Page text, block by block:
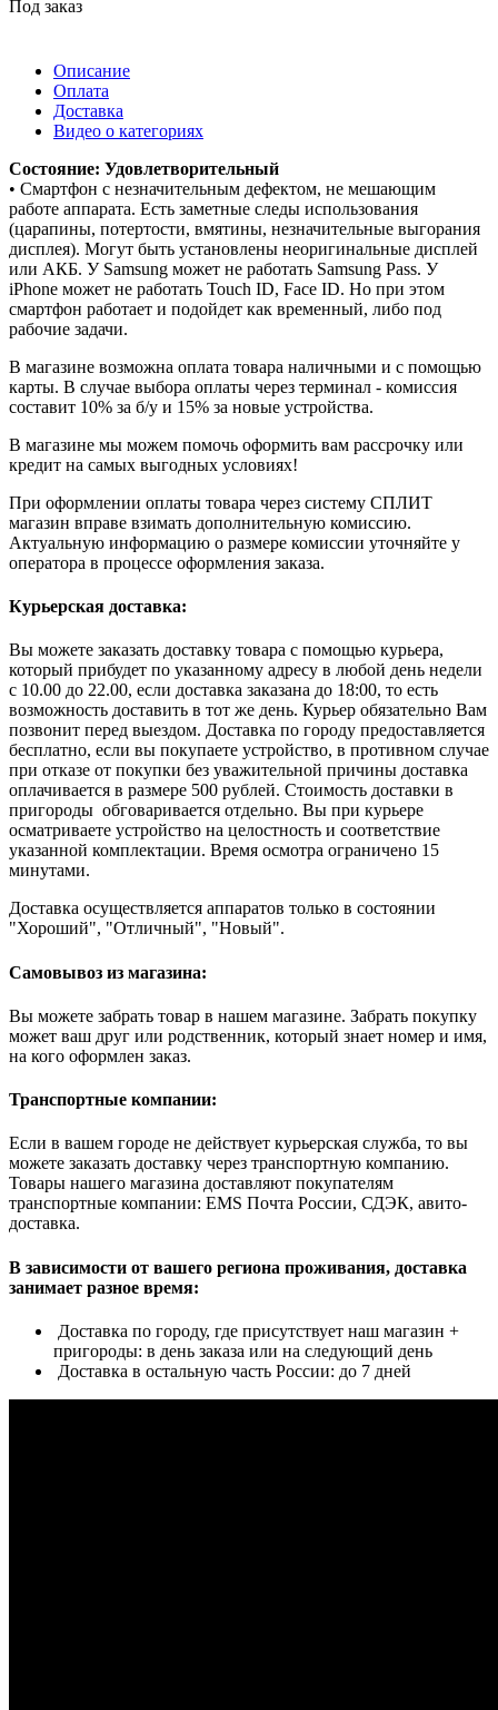
Под заказ
Описание
Оплата
Доставка
Видео о категориях
Состояние: Удовлетворительный
• Смартфон с незначительным дефектом, не мешающим
работе аппарата. Есть заметные следы использования
(царапины, потертости, вмятины, незначительные выгорания
дисплея). Могут быть установлены неоригинальные дисплей
или АКБ. У Samsung может не работать Samsung Pass. У
iPhone может не работать Touch ID, Face ID. Но при этом
смартфон работает и подойдет как временный, либо под
рабочие задачи.
В магазине возможна оплата товара наличными и с помощью
карты. В случае выбора оплаты через терминал - комиссия
составит 10% за б/у и 15% за новые устройства.
В магазине мы можем помочь оформить вам рассрочку или
кредит на самых выгодных условиях!
При оформлении оплаты товара через систему СПЛИТ
магазин вправе взимать дополнительную комиссию.
Актуальную информацию о размере комиссии уточняйте у
оператора в процессе оформления заказа.
Курьерская доставка:
Вы можете заказать доставку товара с помощью курьера,
который прибудет по указанному адресу в любой день недели
с 10.00 до 22.00, если доставка заказана до 18:00, то есть
возможность доставить в тот же день. Курьер обязательно Вам
позвонит перед выездом. Доставка по городу предоставляется
бесплатно, если вы покупаете устройство, в противном случае
при отказе от покупки без уважительной причины доставка
оплачивается в размере 500 рублей. Стоимость доставки в
пригороды обговаривается отдельно. Вы при курьере
осматриваете устройство на целостность и соответствие
указанной комплектации. Время осмотра ограничено 15
минутами.
Доставка осуществляется аппаратов только в состоянии
"Хороший", "Отличный", "Новый".
Самовывоз из магазина:
Вы можете забрать товар в нашем магазине. Забрать покупку
может ваш друг или родственник, который знает номер и имя,
на кого оформлен заказ.
Транспортные компании:
Если в вашем городе не действует курьерская служба, то вы
можете заказать доставку через транспортную компанию.
Товары нашего магазина доставляют покупателям
транспортные компании: EMS Почта России, СДЭК, авито-
доставка.
В зависимости от вашего региона проживания, доставка
занимает разное время:
Доставка по городу, где присутствует наш магазин +
пригороды: в день заказа или на следующий день
Доставка в остальную часть России: до 7 дней